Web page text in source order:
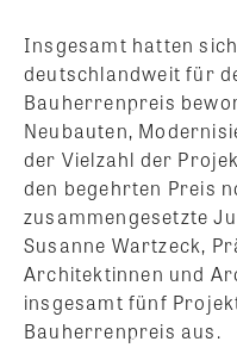
Insgesamt hatten
deutschlandweit für
Bauherrenpreis
Neubauten,
der Vielzahl der
den begehrten Preis
zusammengesetzte
Susanne Wartzeck,
Architektinnen und
insgesamt fünf
Bauherrenpreis aus.